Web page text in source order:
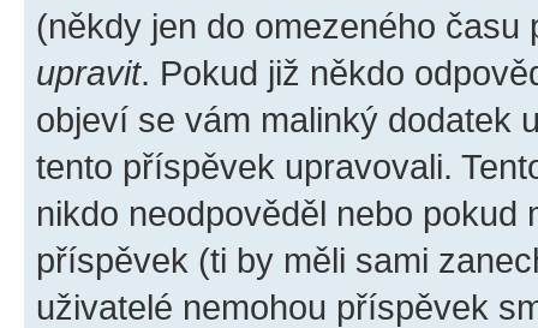
(někdy jen do omezeného
upravit. Pokud již někdo
objeví se vám malinký dodatek
tento příspěvek upravovali.
nikdo neodpověděl nebo pokud
příspěvek (ti by měli sami
uživatelé nemohou příspěvek